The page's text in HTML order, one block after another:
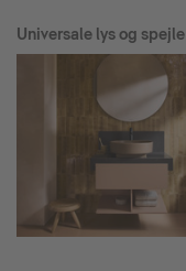
Universale lys og spejle